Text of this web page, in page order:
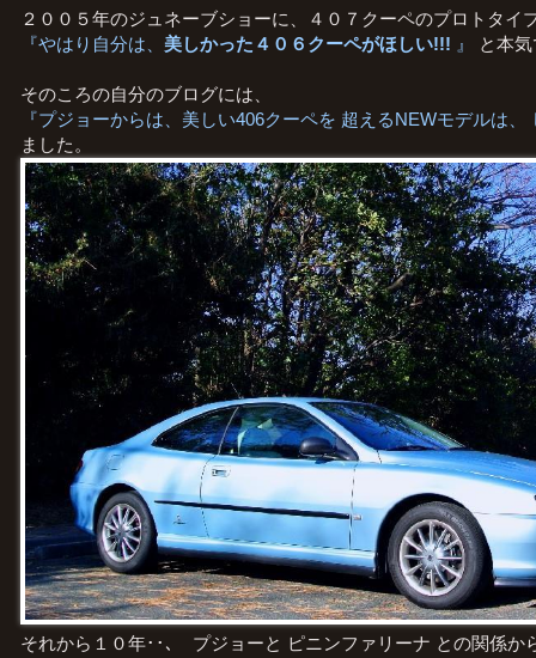
２００５年のジュネーブショーに、４０７クーペのプロトタ
『やはり自分は、 美しかった４０６クーペがほしい!!! 』 と本
そのころの自分のブログには、
『プジョーからは、美しい406クーペを 超えるNEWモデルは
ました。
それから１０年･･､ プジョーと ピニンファリーナ との関係か